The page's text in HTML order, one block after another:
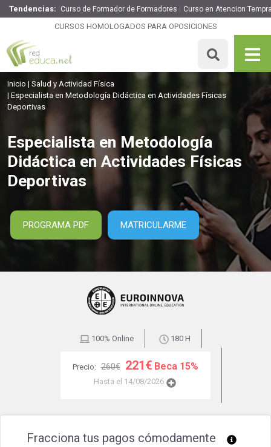
Tendencias: Curso de Formador de Formadores Curso en Atencion
CURSOS HOMOLOGADOS PARA OPOSICIONES
Especialista en Metodología Didáctica en Actividades
Físicas Deportivas
180 H
Inicio
Salud y Actividad Física
Especialista en Metodología Didáctica en Actividades Físicas
Deportivas
Especialista en Metodología
Didáctica en Actividades Físicas
Deportivas
PROGRAMA PDF MATRICULARME
100% Online 180 H
Precio: 260€ 221€ Beca 15%
Hasta el 14/08/2026
Fracciona tus pagos cómodamente